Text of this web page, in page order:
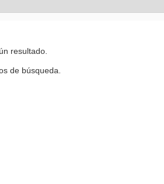
resultado.
de búsqueda.